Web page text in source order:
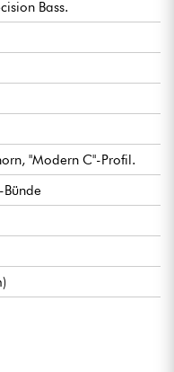
Bass.
"Modern C"-Profil.
Series Alnico V